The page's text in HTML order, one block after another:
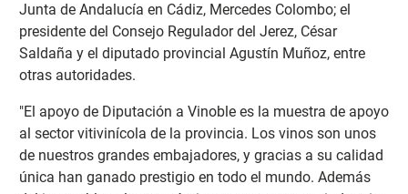
Junta de Andalucía en Cádiz, Mercedes Colombo; el
presidente del Consejo Regulador del Jerez, César
Saldaña y el diputado provincial Agustín Muñoz, entre
otras autoridades.
"El apoyo de Diputación a Vinoble es la muestra de apoyo
al sector vitivinícola de la provincia. Los vinos son unos
de nuestros grandes embajadores, y gracias a su calidad
única han ganado prestigio en todo el mundo. Además